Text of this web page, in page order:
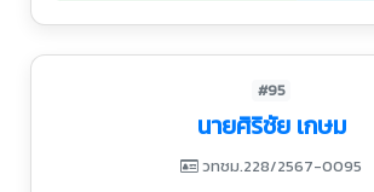
#95
นายศิริชัย เกษม
วทชม.228/2567-0095